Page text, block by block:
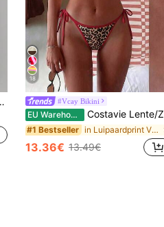
18
#Vcay Bikini
EU Warehouse Costavie Lente/Zomer 2026 Dames Rode Halter Bikini Set met Trekkoord, Luipaardprint, Willekeurige Bloemen, Schelpdecoratie, Strandaccenten, Hoog Uitgesneden String, Sexy Bikini Set
#1 Bestseller in Luipaardprint Vrouwen Strandkleding
13.36€ 13.49€